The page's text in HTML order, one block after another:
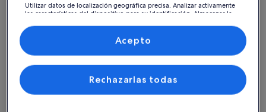
Más información sobre Unique 6 Bedroom All Ensuite
Más
Utilizar datos de localización geográfica precisa. Analizar activamente
las características del dispositivo para su identificación. Almacenar la
contenido personalizados, medición de publicidad y contenido,
investigación de audiencia y desarrollo de servicios.
Rechazarlas todas
Acepto